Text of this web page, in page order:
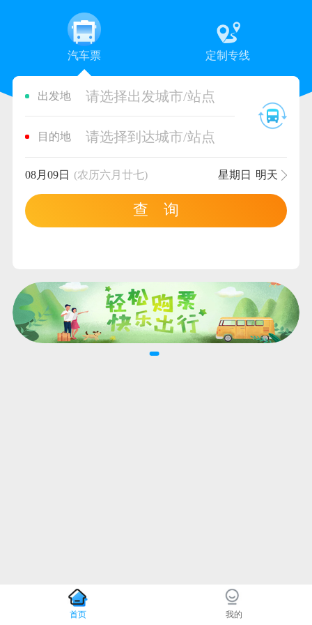
汽车票 定制专线
出发地 请选择出发城市/站点
目的地 请选择到达城市/站点
08月09日 (农历六月廿七) 星期日 明天
查 询
首页 我的